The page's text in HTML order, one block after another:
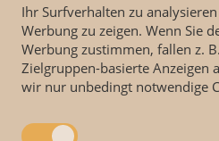
und Tierparks
sichert die Zukunft
und Tierparks zählen zu den
Schließungen
Ein Normalzustand wie
Ihr Surfverhalten zu
Werbung zu zeigen. Wenn Sie
Werbung zustimmen, fallen z.
Zielgruppen-basierte Anzeigen
wir nur unbedingt notwendige